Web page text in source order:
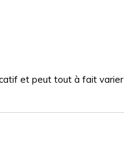
et peut tout à fait varier